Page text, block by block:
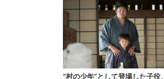
“村の少年”として登場した子役、